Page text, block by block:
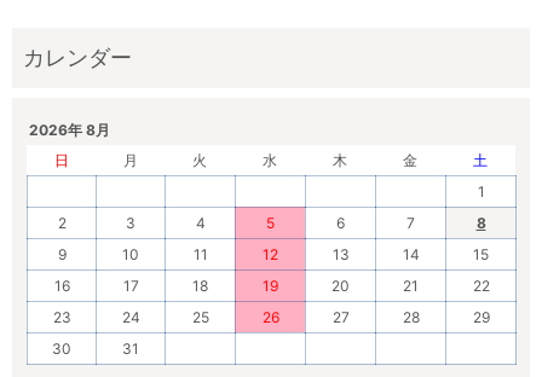
2026年 8月
日
月 火 水 木 金
土
1
2
3 4 5 6 7
8
9
10 11 12 13 14
15
16
17 18 19 20 21
22
23
24 25 26 27 28
29
30
31